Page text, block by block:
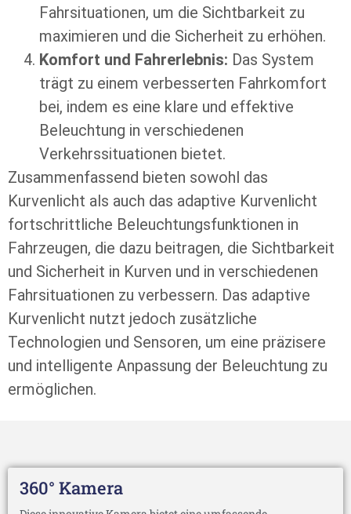
Fahrsituationen, um die Sichtbarkeit zu
maximieren und die Sicherheit zu erhöhen.
Komfort und Fahrerlebnis: Das System
trägt zu einem verbesserten Fahrkomfort
bei, indem es eine klare und effektive
Beleuchtung in verschiedenen
Verkehrssituationen bietet.
Zusammenfassend bieten sowohl das
Kurvenlicht als auch das adaptive Kurvenlicht
fortschrittliche Beleuchtungsfunktionen in
Fahrzeugen, die dazu beitragen, die Sichtbarkeit
und Sicherheit in Kurven und in verschiedenen
Fahrsituationen zu verbessern. Das adaptive
Kurvenlicht nutzt jedoch zusätzliche
Technologien und Sensoren, um eine präzisere
und intelligente Anpassung der Beleuchtung zu
ermöglichen.
360° Kamera